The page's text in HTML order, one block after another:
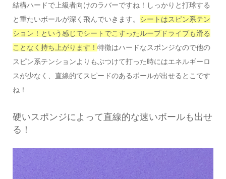
結構ハードで上級者向けのラバーですね！しっかりと打球する
と重たいボールが深く飛んでいきます。 シートはスピン系テン
ション！という感じでシートでこすったループドライブも滑る
ことなく持ち上がります！ 特徴はハードなスポンジなので他の
スピン系テンションよりもぶつけて打った時にはエネルギーロ
スが少なく、直線的てスピードのあるボールが出せるとこです
ね！
硬いスポンジによって直線的な速いボールも出せ
る！